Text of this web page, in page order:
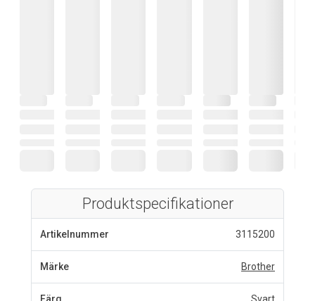
Produktspecifikationer
Artikelnummer 3115200
Märke Brother
Färg Svart